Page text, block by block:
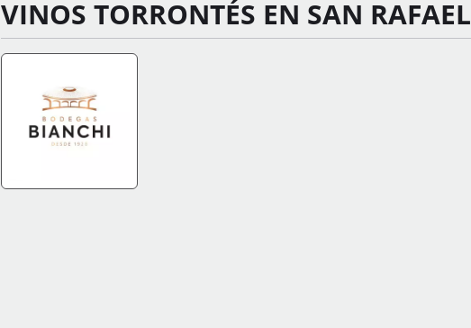
VINOS TORRONTÉS EN SAN RAFAEL